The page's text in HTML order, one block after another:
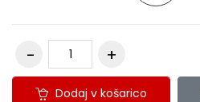
Dodaj v košarico